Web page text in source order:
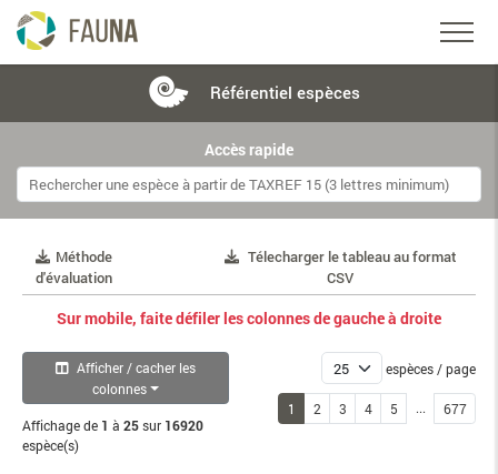
Référentiel espèces
Accès rapide
Méthode
d'évaluation
Télecharger le tableau au format
CSV
Sur mobile, faite défiler les colonnes de gauche à droite
Afficher / cacher les
colonnes
Affichage de 1 à 25sur 16920
espèce(s)
espèces / page
1 2 3 4 5 ... 677